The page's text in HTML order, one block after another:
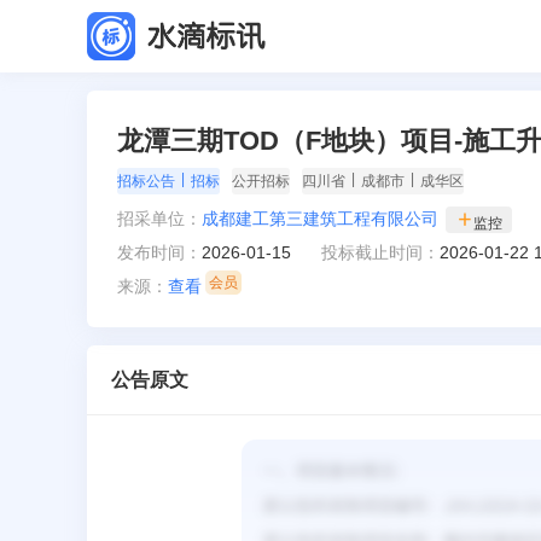
龙潭三期TOD（F地块）项目-施工
招标公告 招标 公开招标 四川省 成都市 成华区
招采单位： 成都建工第三建筑工程有限公司 监控
发布时间： 2026-01-15 投标截止时间： 2026-01-22
来源： 查看
公告原文